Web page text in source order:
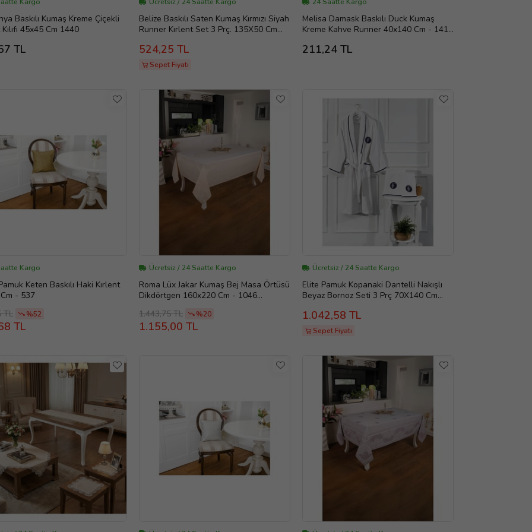
Kargo
Baskılı Kumaş Kreme Çiçekli
45x45 Cm 1440
TL
Ücretsiz / 24 Saatte Kargo
Belize Baskılı Saten Kumaş Kırmızı Siyah
Runner Kırlent Set 3 Prç. 135X50 Cm
524,25 TL
Sepet Fiyatı
24 Saatte Kargo
Melisa Damask Baskılı Duck Kumaş
Kreme Kahve Runner 40x140 Cm - 1419
211,24 TL
Kargo
Keten Baskılı Haki Kırlent
- 537
TL
%52
TL
Ücretsiz / 24 Saatte Kargo
Roma Lüx Jakar Kumaş Bej Masa Örtüsü
Dikdörtgen 160x220 Cm - 1046
1.443,75 TL %20
1.155,00 TL
Ücretsiz / 24 Saatte Kargo
Elite Pamuk Kopanaki Dantelli Nakışlı
Beyaz Bornoz Seti 3 Prç 70X140 Cm
1.042,58 TL
Sepet Fiyatı